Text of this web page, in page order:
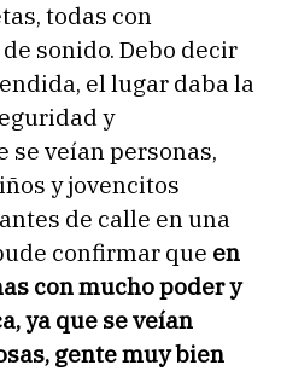
todas con
sonido. Debo decir
el lugar daba la
y
veían personas,
y jovencitos
de calle en una
confirmar que en
con mucho poder y
ya que se veían
gente muy bien